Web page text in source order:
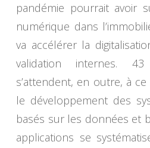
pandémie pourrait avoir
numérique dans
va accélérer la
validation internes.
s’attendent, en outre, à
le développement des
basés sur les données et
applications se